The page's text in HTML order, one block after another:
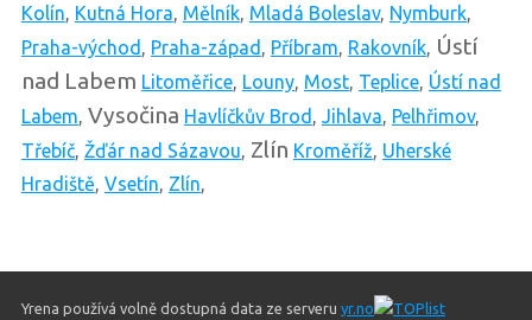
Kolín, Kutná Hora, Mělník, Mladá Boleslav, Nymburk,
Praha-východ , Praha-západ , Příbram, Rakovník, Ústí
nad Labem Litoměřice, Louny, Most, Teplice, Ústí nad
Labem, Vysočina Havlíčkův Brod , Jihlava, Pelhřimov,
Třebíč, Žďár nad Sázavou, Zlín Kroměříž, Uherské
Hradiště, Vsetín, Zlín,
Yrena používá volně dostupná data ze serveru yr.no